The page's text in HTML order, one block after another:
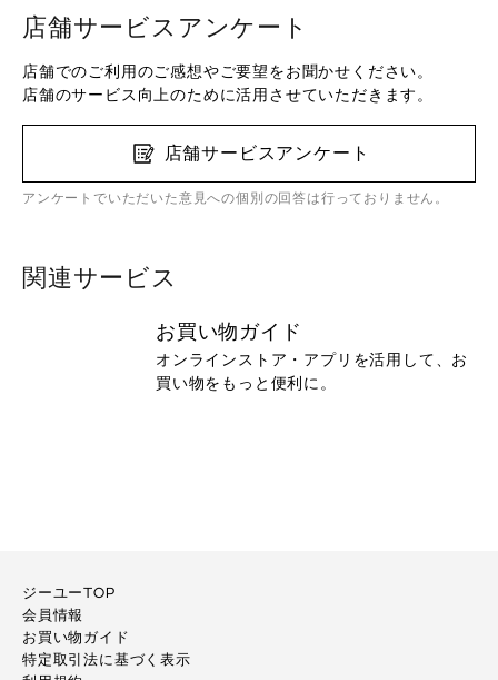
店舗サービスアンケート
店舗でのご利用のご感想やご要望をお聞かせください。
店舗のサービス向上のために活用させていただきます。
店舗サービスアンケート
アンケートでいただいた意見への個別の回答は行っておりません。
関連サービス
お買い物ガイド
オンラインストア・アプリを活用して、お
買い物をもっと便利に。
ジーユーTOP
会員情報
お買い物ガイド
特定取引法に基づく表示